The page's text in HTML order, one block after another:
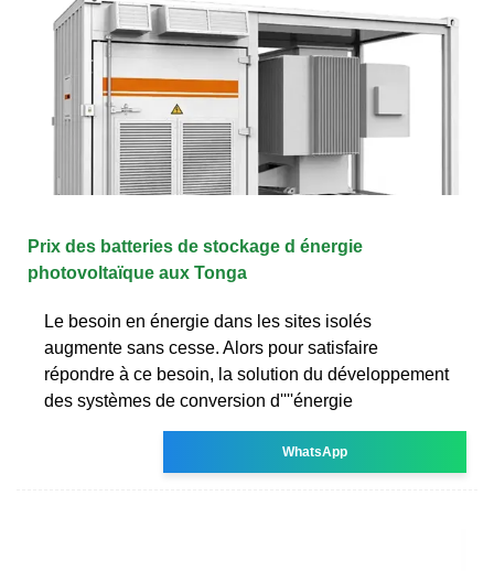
Prix des batteries de stockage d énergie
photovoltaïque aux Tonga
Le besoin en énergie dans les sites isolés
augmente sans cesse. Alors pour satisfaire
répondre à ce besoin, la solution du développement
des systèmes de conversion d''''énergie
WhatsApp